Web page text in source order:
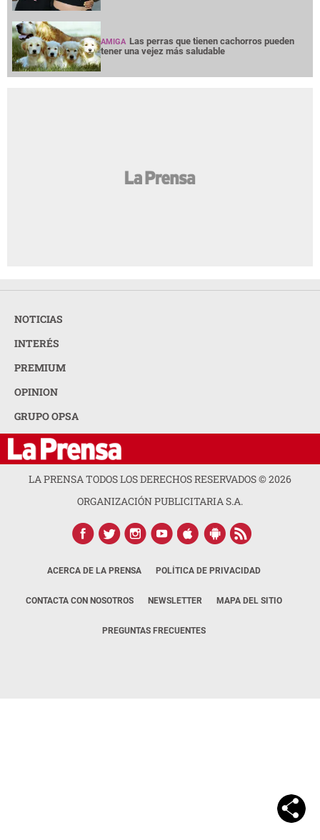
AMIGA Las perras que tienen cachorros pueden
tener una vejez más saludable
NOTICIAS
INTERÉS
PREMIUM
OPINION
GRUPO OPSA
LA PRENSA TODOS LOS DERECHOS RESERVADOS ©2026
ORGANIZACIÓN PUBLICITARIA S.A.
ACERCA DE LA PRENSA POLÍTICA DE PRIVACIDAD
CONTACTA CON NOSOTROS NEWSLETTER MAPA DEL SITIO
PREGUNTAS FRECUENTES